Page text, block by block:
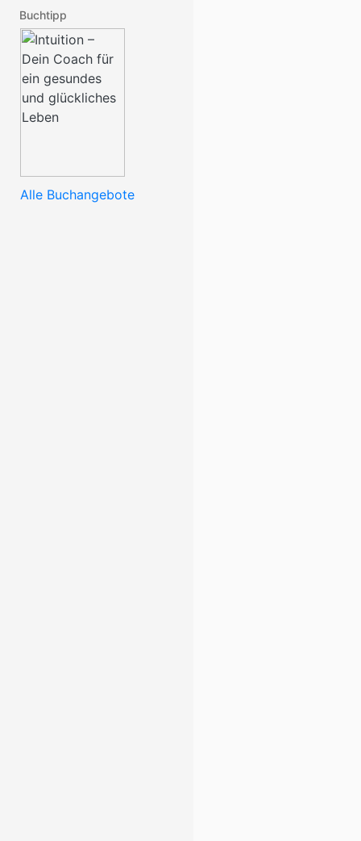
Buchtipp
Alle Buchangebote